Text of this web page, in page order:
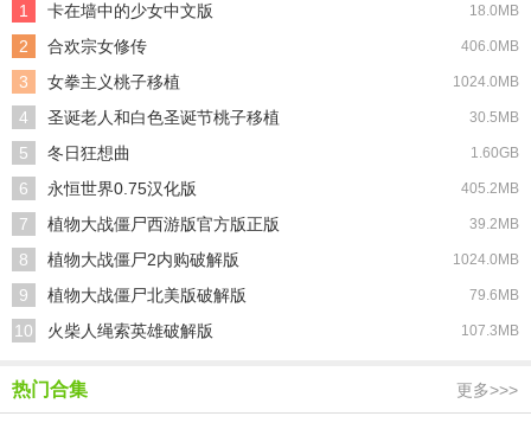
1 卡在墙中的少女中文版 18.0MB
2 合欢宗女修传 406.0MB
3 女拳主义桃子移植 1024.0MB
4 圣诞老人和白色圣诞节桃子移植 30.5MB
5 冬日狂想曲 1.60GB
6 永恒世界0.75汉化版 405.2MB
7 植物大战僵尸西游版官方版正版 39.2MB
8 植物大战僵尸2内购破解版 1024.0MB
9 植物大战僵尸北美版破解版 79.6MB
10 火柴人绳索英雄破解版 107.3MB
热门合集 更多>>>